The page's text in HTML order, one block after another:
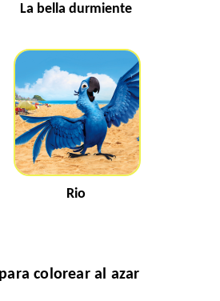
La bella durmiente
Rio
colorear al azar